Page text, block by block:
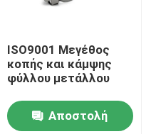
ISO9001 Μεγέθος
κοπής και κάμψης
φύλλου μετάλλου
Αποστολή